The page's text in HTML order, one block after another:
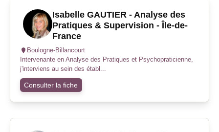
Isabelle GAUTIER - Analyse des
Pratiques & Supervision - Île-de-
France
Boulogne-Billancourt
Intervenante en Analyse des Pratiques et Psychopraticienne,
j'interviens au sein des établ...
Consulter la fiche